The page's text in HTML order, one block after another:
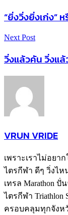
“ยิ่งวิ่งยิ่งเก่ง”
Next Post
วิ่งแล้วคัน วิ่งแล้
VRUN VRIDE
เพราะเราไม่อย
ไตรกีฬา ดีๆ วิ่งไ
เทรล Marathon
ไตรกีฬา Triathlon
ครอบคลุมทุกจังห